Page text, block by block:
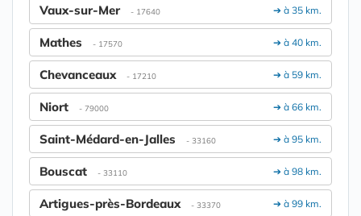
➔ à 35 km.
Vaux-sur-Mer - 17640
➔ à 40 km.
Mathes - 17570
➔ à 59 km.
Chevanceaux - 17210
➔ à 66 km.
Niort - 79000
➔ à 95 km.
Saint-Médard-en-Jalles - 33160
➔ à 98 km.
Bouscat - 33110
➔ à 99 km.
Artigues-près-Bordeaux - 33370